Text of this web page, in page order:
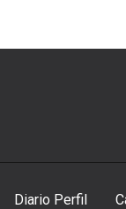
Diario Perfil